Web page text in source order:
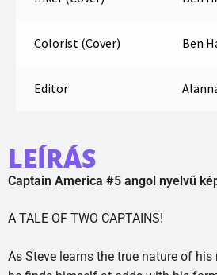
Colorist (Cover) Ben
Editor
LEÍRÁS
Captain America #5 angol nyelvű
A TALE OF TWO CAPTAINS!
As Steve learns the true nature of